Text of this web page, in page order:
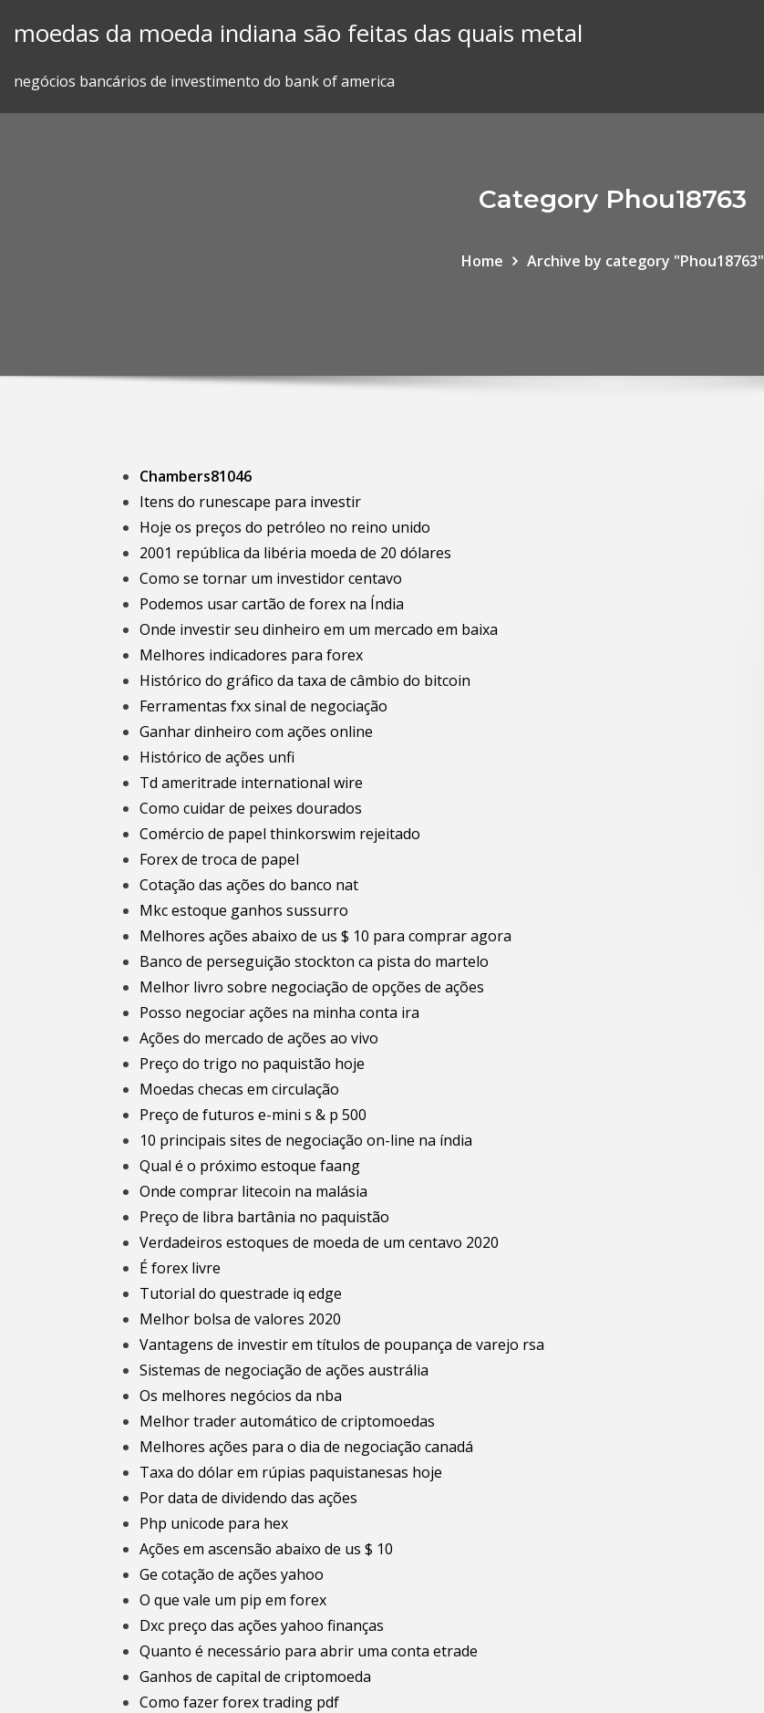
moedas da moeda indiana são feitas das quais metal
negócios bancários de investimento do bank of america
Category Phou18763
Home Archive by category "Phou18763"
Chambers81046
Itens do runescape para investir
Hoje os preços do petróleo no reino unido
2001 república da libéria moeda de 20 dólares
Como se tornar um investidor centavo
Podemos usar cartão de forex na Índia
Onde investir seu dinheiro em um mercado em baixa
Melhores indicadores para forex
Histórico do gráfico da taxa de câmbio do bitcoin
Ferramentas fxx sinal de negociação
Ganhar dinheiro com ações online
Histórico de ações unfi
Td ameritrade international wire
Como cuidar de peixes dourados
Comércio de papel thinkorswim rejeitado
Forex de troca de papel
Cotação das ações do banco nat
Mkc estoque ganhos sussurro
Melhores ações abaixo de us $ 10 para comprar agora
Banco de perseguição stockton ca pista do martelo
Melhor livro sobre negociação de opções de ações
Posso negociar ações na minha conta ira
Ações do mercado de ações ao vivo
Preço do trigo no paquistão hoje
Moedas checas em circulação
Preço de futuros e-mini s & p 500
10 principais sites de negociação on-line na índia
Qual é o próximo estoque faang
Onde comprar litecoin na malásia
Preço de libra bartânia no paquistão
Verdadeiros estoques de moeda de um centavo 2020
É forex livre
Tutorial do questrade iq edge
Melhor bolsa de valores 2020
Vantagens de investir em títulos de poupança de varejo rsa
Sistemas de negociação de ações austrália
Os melhores negócios da nba
Melhor trader automático de criptomoedas
Melhores ações para o dia de negociação canadá
Taxa do dólar em rúpias paquistanesas hoje
Por data de dividendo das ações
Php unicode para hex
Ações em ascensão abaixo de us $ 10
Ge cotação de ações yahoo
O que vale um pip em forex
Dxc preço das ações yahoo finanças
Quanto é necessário para abrir uma conta etrade
Ganhos de capital de criptomoeda
Como fazer forex trading pdf